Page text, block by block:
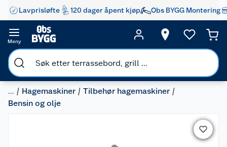
Lavprisløfte 120 dager åpent kjøp Obs BYGG Montering
Meny
... Hagemaskiner
Tilbehør hagemaskiner
Bensin og olje